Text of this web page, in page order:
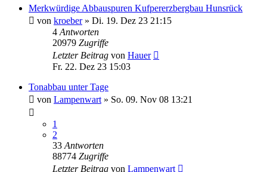
Merkwürdige Abbauspuren Kufpererzbergbau Hunsrück
von kroeber» Di. 19. Dez 23 21:15
4 Antworten
20979 Zugriffe
Letzter Beitrag von Hauer
Fr. 22. Dez 23 15:03
Tonabbau unter Tage
von Lampenwart » So. 09. Nov 08 13:21
1
2
33 Antworten
88774 Zugriffe
Letzter Beitrag von Lampenwart